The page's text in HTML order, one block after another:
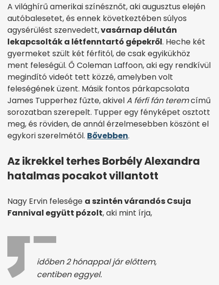
A világhírű amerikai színésznőt, aki augusztus elején
autóbalesetet, és ennek következtében súlyos
agysérülést szenvedett,vasárnap délután
lekapcsolták a létfenntartó gépekről. Heche két
gyermeket szült két férfitól, de csak egyikükhöz
ment feleségül. Ő Coleman Laffoon, aki egy rendkívül
megindító videót tett közzé, amelyben volt
feleségének üzent. Másik fontos párkapcsolata
James Tupperhez fűzte, akivelA férfi fán teremcímű
sorozatban szerepelt. Tupper egy fényképet osztott
meg, és röviden, de annál érzelmesebben köszönt el
egykori szerelmétől. Bővebben.
Az ikrekkel terhes Borbély Alexandra
hatalmas pocakot villantott
Nagy Ervin felesége a szintén várandós Csuja
Fannival együtt pózolt, aki mint írja,
időben 2 hónappal jár előttem,
centiben eggyel.